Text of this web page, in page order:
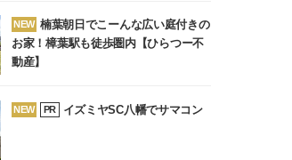
NEW 楠葉朝日でこーんな広い庭付きの
お家！樟葉駅も徒歩圏内【ひらつー不
動産】
NEW PR イズミヤSC八幡でサマコン